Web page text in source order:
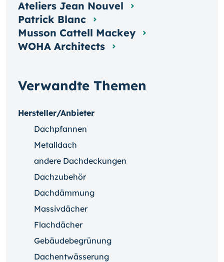
Verwandte Themen
Hersteller/Anbieter
Dachpfannen
Metalldach
andere Dachdeckungen
Dachzubehör
Dachdämmung
Massivdächer
Flachdächer
Gebäudebegrünung
Dachentwässerung
Ateliers Jean Nouvel
Patrick Blanc
Musson Cattell Mackey
WOHA Architects